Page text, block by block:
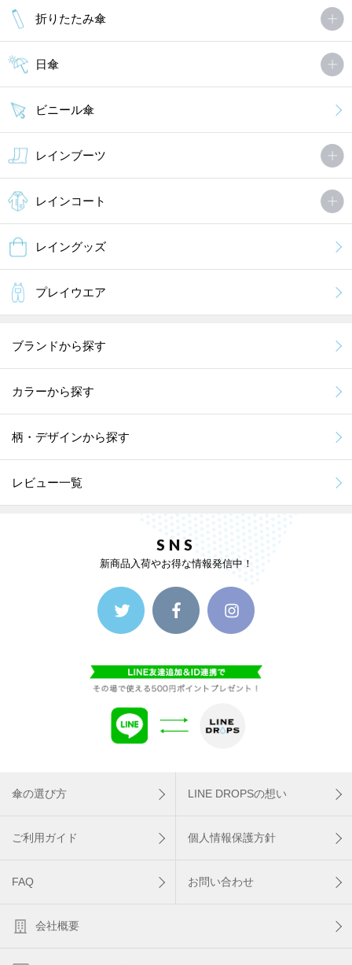
折りたたみ傘
日傘
ビニール傘
レインブーツ
レインコート
レイングッズ
プレイウエア
ブランドから探す
カラーから探す
柄・デザインから探す
レビュー一覧
SNS
新商品入荷やお得な情報発信中！
傘の選び方 LINE DROPSの想い
ご利用ガイド 個人情報保護方針
FAQ お問い合わせ
会社概要